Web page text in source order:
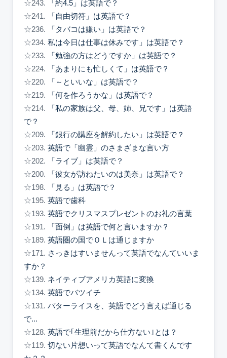
☆243.
「約4.5」は英語で？
☆241.
「自由切符」は英語で？
☆236.
「タバコは嫌い」は英語で？
☆234. 私は今日は仕事は休みです」は英語で？
☆233.
「勉強の方はどうですか」は英語で？
☆224.
「あまりにも忙しくて」は英語で？
☆220.
「～といいな」は英語で？
☆219.
「何を作ろうかな」は英語で？
☆214.
「私の家族は父、母、姉、兄です」は英語
で？
☆209.
「銀行の講座を解約したい」は英語で？
☆203. 英語で「幽霊」のさまざまな言い方
☆202.
「ライブ」は英語で？
☆200.
「彼女が訪ねたいのは美奈」は英語で？
☆198.
「見る」は英語で？
☆195. 英語で歯科
☆193. 英語でクリスマスプレゼントのお礼の言葉
☆191.
「面倒」は英語で何と言いますか？
☆189. 英語圏の国でＯＬは通じますか
☆171. さっきはすいませんって英語でなんていいま
すか？
☆139. ネイティブアメリカ英語に変換
☆134. 英語でバツイチ
☆131. バターライスを、英語でどう言えば通じる
で...
☆128. 英語で｢生理前だから仕方ない｣とは？
☆119. 切ない片想いって英語でなんて書くんです